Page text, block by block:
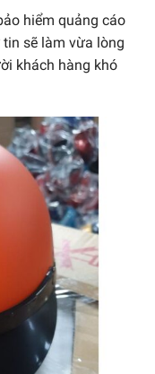
hiểm quảng cáo
sẽ làm vừa lòng
khách hàng khó